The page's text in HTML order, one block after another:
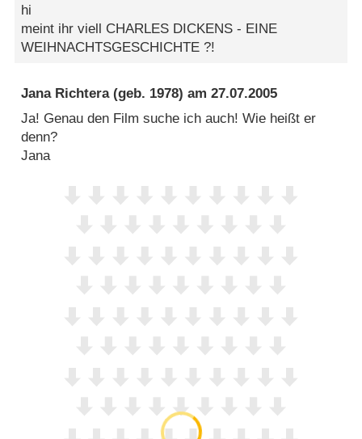
hi
meint ihr viell CHARLES DICKENS - EINE
WEIHNACHTSGESCHICHTE ?!
Jana Richtera(geb. 1978) am27.07.2005
Ja! Genau den Film suche ich auch! Wie heißt er
denn?
Jana